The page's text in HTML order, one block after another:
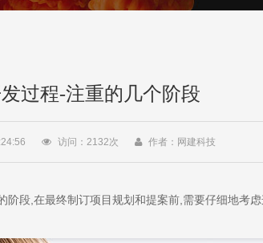
过程-注重的几个阶段
访问： 2132次 作者：网建科技
段,在最终制订项目规划和提案前,需要仔细地考